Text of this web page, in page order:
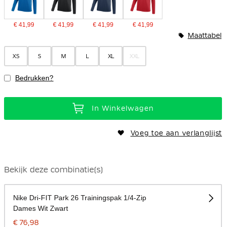
€ 41,99 € 41,99 € 41,99 € 41,99
XS S M L XL XXL
Maattabel
Bedrukken?
In Winkelwagen
Voeg toe aan verlanglijst
Bekijk deze combinatie(s)
Nike Dri-FIT Park 26 Trainingspak 1/4-Zip
Dames Wit Zwart
€ 76,98